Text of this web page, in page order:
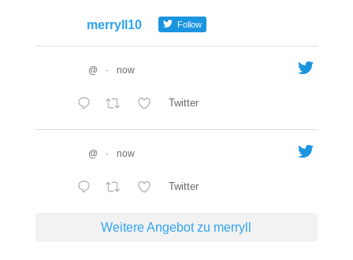
merryll10 Follow
@ · now
Twitter
@ · now
Twitter
Weitere Angebot zu merryll